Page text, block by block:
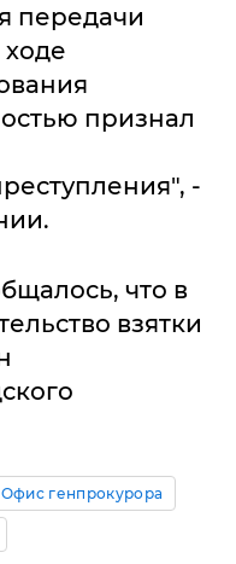
передачи
ходе
признал
-
что в
взятки
Офис генпрокурора